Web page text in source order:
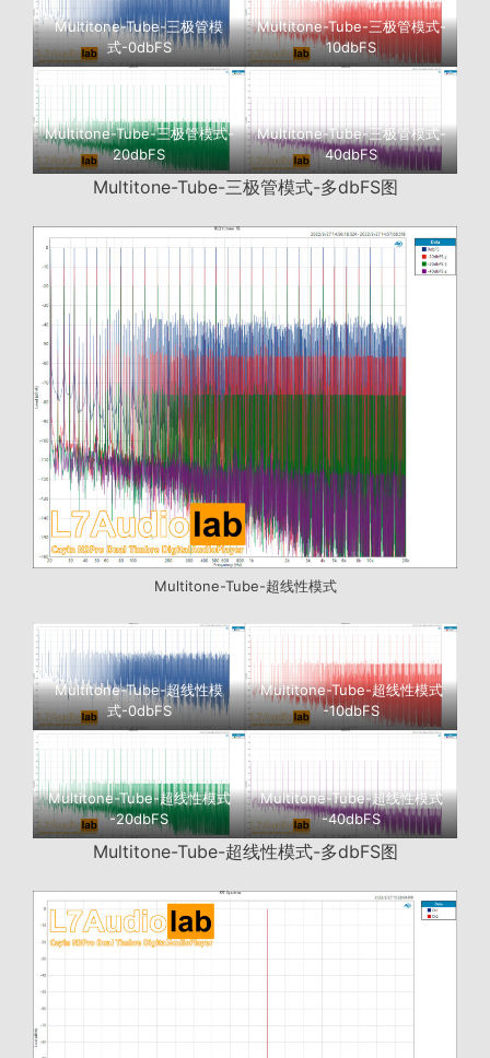
Multitone-Tube-三极管模
式-0dbFS
Multitone-Tube-三极管模式-
10dbFS
Multitone-Tube-三极管模式-
20dbFS
Multitone-Tube-三极管模式-
40dbFS
Multitone-Tube-三极管模式-多dbFS图
Multitone-Tube-超线性模式
Multitone-Tube-超线性模
式-0dbFS
Multitone-Tube-超线性模式
-10dbFS
Multitone-Tube-超线性模式
-20dbFS
Multitone-Tube-超线性模式
-40dbFS
Multitone-Tube-超线性模式-多dbFS图